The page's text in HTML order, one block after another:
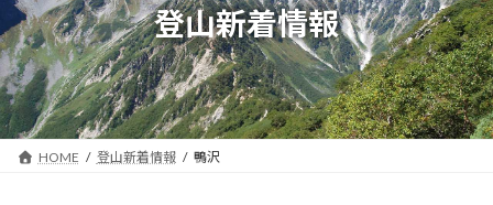
ッ
プ
移
動
登山新着情報
HOME 登山新着情報 鴨沢